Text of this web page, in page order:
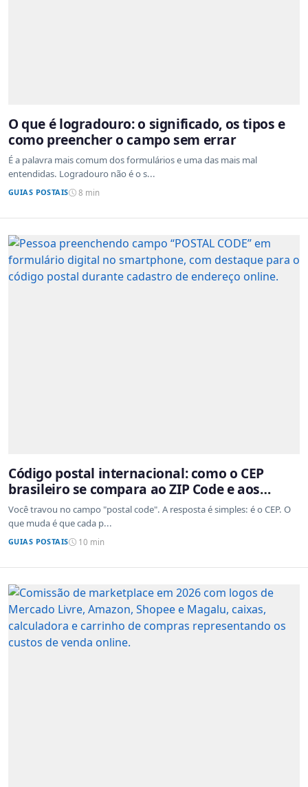
O que é logradouro: o significado, os tipos e
como preencher o campo sem errar
É a palavra mais comum dos formulários e uma das mais mal
entendidas. Logradouro não é o s...
GUIAS POSTAIS 8 min
Código postal internacional: como o CEP
brasileiro se compara ao ZIP Code e aos
sistemas de outros países
Você travou no campo "postal code". A resposta é simples: é o CEP. O
que muda é que cada p...
GUIAS POSTAIS 10 min